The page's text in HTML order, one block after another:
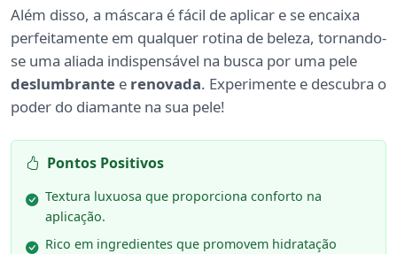
Além disso, a máscara é fácil de aplicar e se encaixa
perfeitamente em qualquer rotina de beleza, tornando-
se uma aliada indispensável na busca por uma pele
deslumbrante e renovada. Experimente e descubra o
poder do diamante na sua pele!
Pontos Positivos
Textura luxuosa que proporciona conforto na
aplicação.
Rico em ingredientes que promovem hidratação